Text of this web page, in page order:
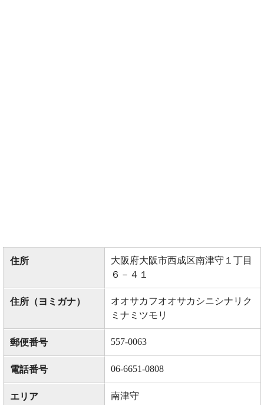
住所
大阪府大阪市西成区南津守１丁目
６－４１
住所（ヨミガナ）
オオサカフオオサカシニシナリク
ミナミツモリ
郵便番号 557-0063
電話番号 06-6651-0808
エリア 南津守